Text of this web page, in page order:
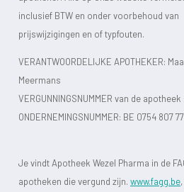
inclusief BTW en onder voorbehoud van
prijswijzigingen en of typfouten.
VERANTWOORDELIJKE APOTHEKER:
Meermans
VERGUNNINGSNUMMER van de apotheek :
ONDERNEMINGSNUMMER: BE 0754 807
Je vindt Apotheek Wezel Pharma in de
apotheken die vergund zijn. www.fagg.be